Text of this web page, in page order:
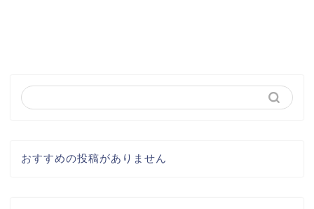
おすすめの投稿がありません